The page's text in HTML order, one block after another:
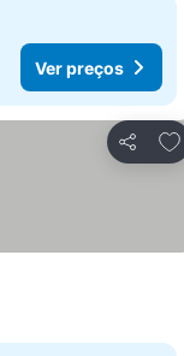
Ver preços